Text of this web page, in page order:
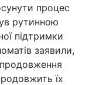
процес
рутинною
підтримки
заявили,
їх